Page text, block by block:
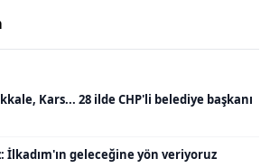
Kars... 28 ilde CHP'li belediye başkanı
İlkadım'ın geleceğine yön veriyoruz